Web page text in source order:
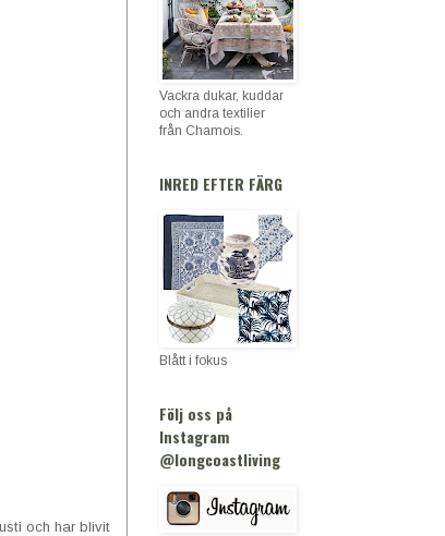
och har blivit
Vackra dukar, kuddar
och andra textilier
från Chamois.
INRED EFTER FÄRG
Blått i fokus
Följ oss på
Instagram
@longcoastliving